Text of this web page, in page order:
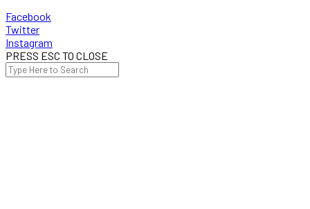
Facebook
Twitter
Instagram
PRESS ESC TO CLOSE